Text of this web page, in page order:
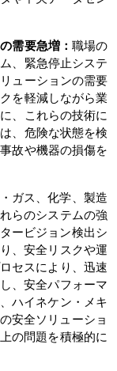
需要急増： 職場の
、緊急停止システ
ューションの需要
を軽減しながら業
、これらの技術に
、危険な状態を検
故や機器の損傷を
ガス、化学、製造
らのシステムの強
ービジョン検出シ
、安全リスクや運
セスにより、迅速
、安全パフォーマ
ハイネケン・メキ
安全ソリューショ
の問題を積極的に